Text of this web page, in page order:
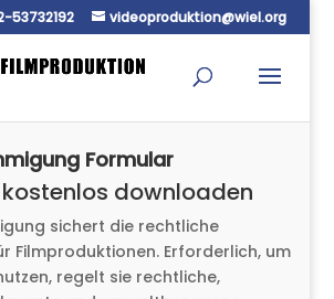
53732192 videoproduktion@wiel.org
Formular
downloaden
sichert die rechtliche
Filmproduktionen. Erforderlich, um
regelt sie rechtliche,